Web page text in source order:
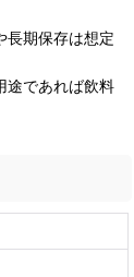
長期保存は想定
途であれば飲料